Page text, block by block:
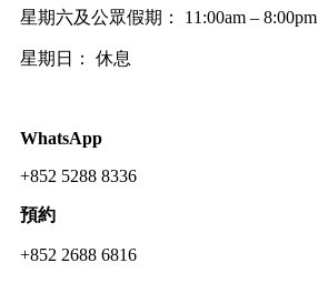
星期六及公眾假期： 11:00am – 8:00pm
星期日： 休息
WhatsApp
+852 5288 8336
預約
+852 2688 6816